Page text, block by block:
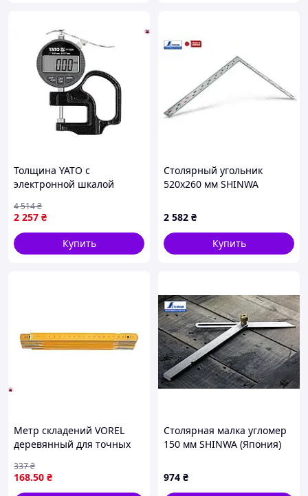
Толщина YATO с
электронной шкалой
точность- ±0.01 мм [50]
2 257 ₴
4 514₴
Купить
Столярный угольник
520х260 мм SHINWA
нержавеющая сталь, хром
2 582 ₴
Купить
Метр складений VOREL
деревянный для точных
строительстве длина 2
метра
168.50 ₴
337₴
Столярная малка угломер
150 мм SHINWA (Япония)
974 ₴